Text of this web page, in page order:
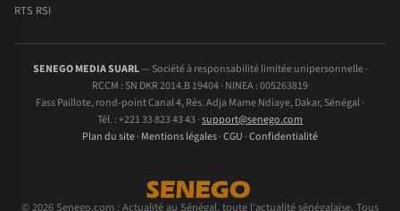
RTS RSI
SENEGO MEDIA SUARL— Société à responsabilité limitée unipersonnelle ·
RCCM : SN DKR 2014.B 19404 · NINEA : 005263819
Fass Paillote, rond-point Canal 4, Rés. Adja Mame Ndiaye, Dakar, Sénégal ·
Tél. : +221 33 823 43 43 ·support@senego.com
Plan du site· Mentions légales·CGU ·Confidentialité
© 2026 Senego.com : Actualité au Sénégal, toute l'actualité sénégalaise. Tous